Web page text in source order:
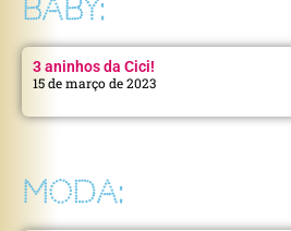
BABY:
3 aninhos da Cici!
15 de março de 2023
MODA: